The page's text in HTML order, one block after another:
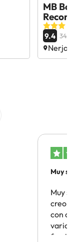
MB
9.4
Nerja,
Muy
Muy
creo
con